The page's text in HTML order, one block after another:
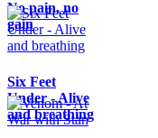
No pain, no
gain
Six Feet
Under - Alive
and breathing